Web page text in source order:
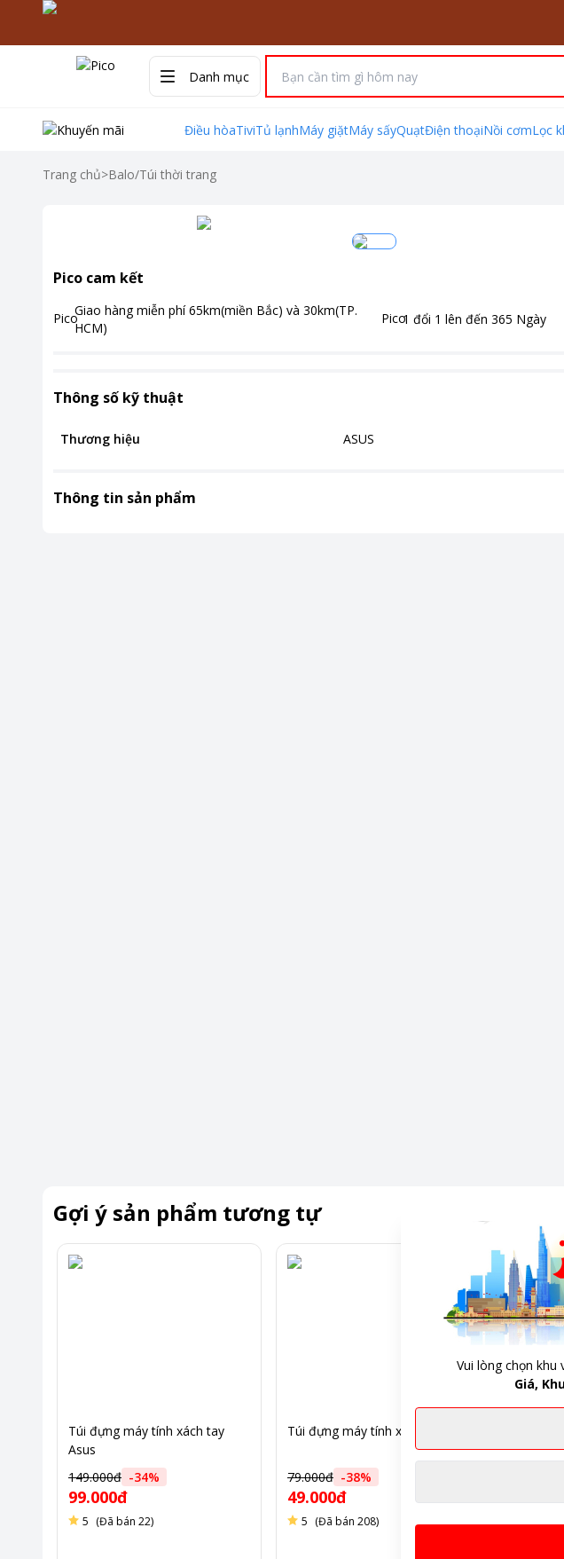
Danh mục
Điều hòaTiviTủ lạnhMáy giặtMáy sấyQuạtĐiện thoạiNồi cơmLọc
Trang chủ>Balo/Túi thời trang
Pico cam kết
Giao hàng miễn phí 65km(miền Bắc) và 30km(TP.
HCM)
1 đổi 1 lên đến365 Ngày
Thông số kỹ thuật
Thương hiệu ASUS
Thông tin sản phẩm
Gợi ý sản phẩm tương tự
Túi đựng máy tính xách tay
Asus
149.000đ -34%
99.000đ
5 (Đã bán 22)
Túi đựng máy tính xách tay HP
79.000đ -38%
49.000đ
5 (Đã bán 208)
Túi đựng
ELECOM
5 (Đã
Vui lòng chọn khu
Giá,